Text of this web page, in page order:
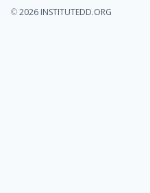
©2026 INSTITUTEDD.ORG